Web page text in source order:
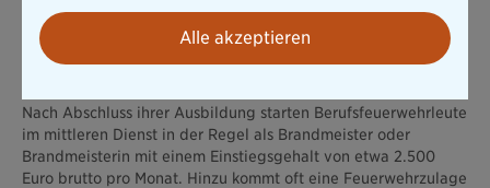
Interessen, Fähigkeiten und Bildungshintergrund Ihren
individuellen Weg verfolgen.
Nach Abschluss ihrer Ausbildung starten Berufsfeuerwehrleute
im mittleren Dienst in der Regel als Brandmeister oder
Brandmeisterin mit einem Einstiegsgehalt von etwa 2.500
Euro brutto pro Monat. Hinzu kommt oft eine Feuerwehrzulage
Alle akzeptieren